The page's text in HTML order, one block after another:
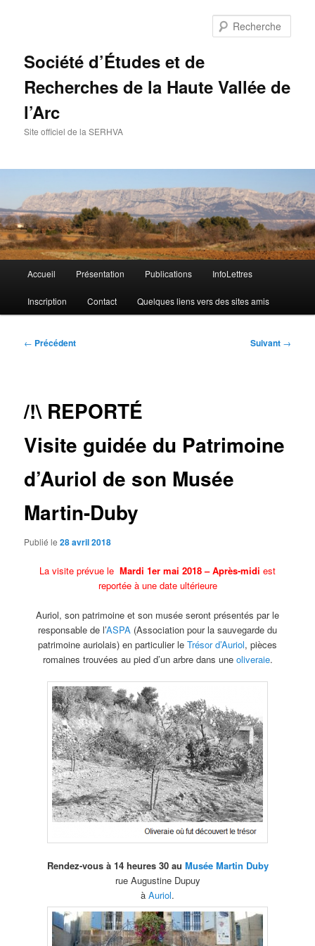
Société d’Études et de
Recherches de la Haute Vallée de
l’Arc
Site officiel de la SERHVA
principal
Accueil Présentation Publications InfoLettres
Inscription Contact Quelques liens vers des sites amis
Navigation
← Précédent Suivant →
/!\ REPORTÉ
Visite guidée du Patrimoine
d’Auriol de son Musée
Martin-Duby
Publié le28 avril 2018
La visite prévue le Mardi 1er mai 2018 – Après-midi est
reportée à une date ultérieure
Auriol, son patrimoine et son musée seront présentés par le
responsable de l’ASPA (Association pour la sauvegarde du
patrimoine auriolais) en particulier le Trésor d’Auriol, pièces
romaines trouvées au pied d’un arbre dans une oliveraie.
Rendez-vous à 14 heures 30 au Musée Martin Duby
rue Augustine Dupuy
à Auriol.